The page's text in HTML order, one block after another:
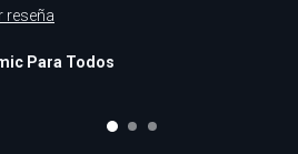
reseña
Para Todos